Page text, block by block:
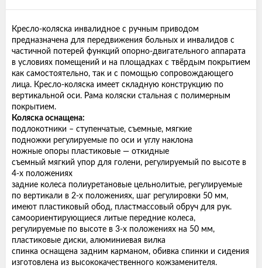
Кресло-коляска инвалидное с ручным приводом
предназначена для передвижения больных и инвалидов с
частичной потерей функций опорно-двигательного аппарата
в условиях помещений и на площадках с твёрдым покрытием
как самостоятельно, так и с помощью сопровождающего
лица. Кресло-коляска имеет складную конструкцию по
вертикальной оси. Рама коляски стальная с полимерным
покрытием.
Коляска оснащена:
подлокотники – ступенчатые, съемные, мягкие
подножки регулируемые по оси и углу наклона
ножные опоры пластиковые — откидные
съемный мягкий упор для голени, регулируемый по высоте в
4-х положениях
задние колеса полиуретановые цельнолитые, регулируемые
по вертикали в 2-х положениях, шаг регулировки 50 мм,
имеют пластиковый обод, пластмассовый обруч для рук.
самоориентирующиеся литые передние колеса,
регулируемые по высоте в 3-х положениях на 50 мм,
пластиковые диски, алюминиевая вилка
спинка оснащена задним карманом, обивка спинки и сидения
изготовлена из высококачественного кожзаменителя.